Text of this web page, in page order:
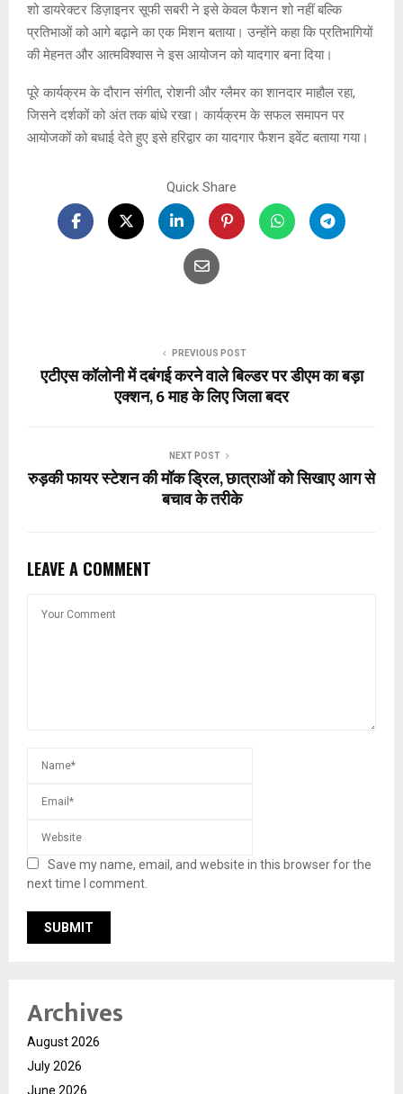
शो डायरेक्टर डिज़ाइनर सूफी सबरी ने इसे केवल फैशन शो नहीं बल्कि
प्रतिभाओं को आगे बढ़ाने का एक मिशन बताया। उन्होंने कहा कि प्रतिभागियों
की मेहनत और आत्मविश्वास ने इस आयोजन को यादगार बना दिया।
पूरे कार्यक्रम के दौरान संगीत, रोशनी और ग्लैमर का शानदार माहौल रहा,
जिसने दर्शकों को अंत तक बांधे रखा। कार्यक्रम के सफल समापन पर
आयोजकों को बधाई देते हुए इसे हरिद्वार का यादगार फैशन इवेंट बताया गया।
Quick Share
PREVIOUS POST
एटीएस कॉलोनी में दबंगई करने वाले बिल्डर पर डीएम का बड़ा
एक्शन, 6 माह के लिए जिला बदर
NEXT POST
रुड़की फायर स्टेशन की मॉक ड्रिल, छात्राओं को सिखाए आग से
बचाव के तरीके
LEAVE A COMMENT
Save my name, email, and website in this browser for the
next time I comment.
Archives
August 2026
July 2026
June 2026